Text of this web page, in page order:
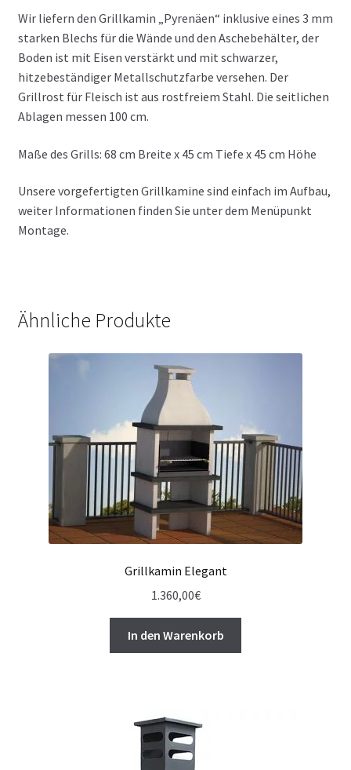
Wir liefern den Grillkamin „Pyrenäen“ inklusive eines 3 mm
starken Blechs für die Wände und den Aschebehälter, der
Boden ist mit Eisen verstärkt und mit schwarzer,
hitzebeständiger Metallschutzfarbe versehen. Der
Grillrost für Fleisch ist aus rostfreiem Stahl. Die seitlichen
Ablagen messen 100 cm.
Maße des Grills: 68 cm Breite x 45 cm Tiefe x 45 cm Höhe
Unsere vorgefertigten Grillkamine sind einfach im Aufbau,
weiter Informationen finden Sie unter dem Menüpunkt
Montage.
Ähnliche Produkte
Grillkamin Elegant
1.360,00€
In den Warenkorb